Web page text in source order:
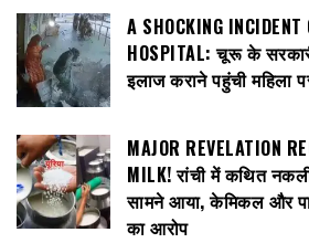
A SHOCKING INCIDENT
HOSPITAL: चूरू के
इलाज कराने पहुंची महिला
MAJOR REVELATION
MILK! रांची में कथित
सामने आया, केमिकल और
का आरोप